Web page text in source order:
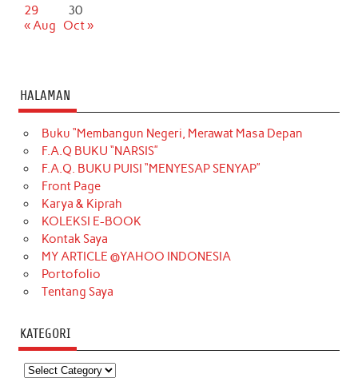
29
30
« Aug
Oct »
HALAMAN
Buku “Membangun Negeri, Merawat Masa Depan
F.A.Q BUKU “NARSIS”
F.A.Q. BUKU PUISI “MENYESAP SENYAP”
Front Page
Karya & Kiprah
KOLEKSI E-BOOK
Kontak Saya
MY ARTICLE @YAHOO INDONESIA
Portofolio
Tentang Saya
KATEGORI
Kategori